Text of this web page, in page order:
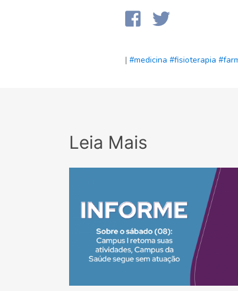
| #medicina #fisioterapia
Leia Mais